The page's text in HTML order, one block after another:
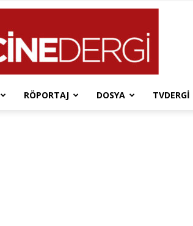
RÖPORTAJ DOSYA TVDERGI